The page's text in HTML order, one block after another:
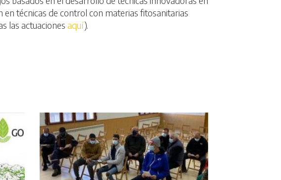
en técnicas de control con materias fitosanitarias
las actuaciones aquí).